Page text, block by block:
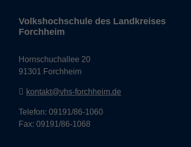
Volkshochschule des Landkreises
Forchheim
Hornschuchallee 20
91301 Forchheim
kontakt@vhs-forchheim.de
Telefon: 09191/86-1060
Fax: 09191/86-1068